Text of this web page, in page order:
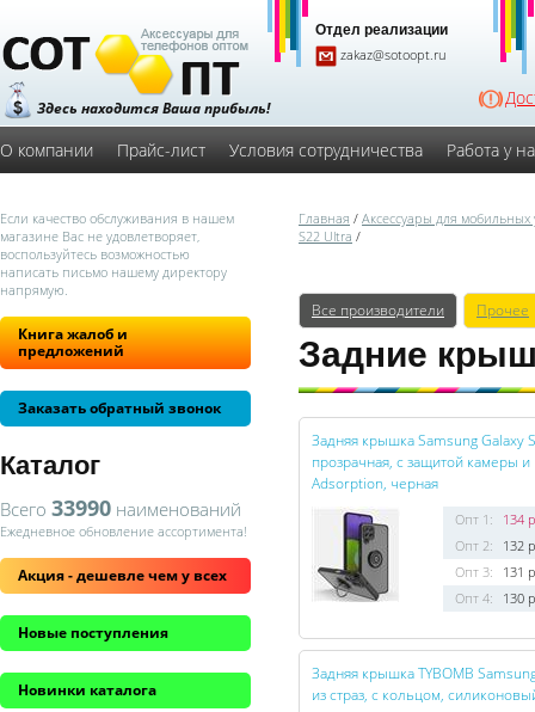
Здесь находится Ваша прибыль!
Отдел реализации
zakaz@sotoopt.ru
О компании Прайс-лист Условия сотрудничества Работа у
Если качество обслуживания в нашем
магазине Вас не удовлетворяет,
воспользуйтесь возможностью
написать письмо нашему директору
напрямую.
Книга жалоб и
предложений
Заказать обратный звонок
Каталог
Всего 33990 наименований
Ежедневное обновление ассортимента!
Акция - дешевле чем у всех
Новые поступления
Новинки каталога
Главная / Аксессуары для мобильных
S22 Ultra /
Все производители Прочее
Задние
Задняя крышка Samsung Galaxy
прозрачная, с защитой камеры
Adsorption, черная
Опт 1:
134
Опт 2:
132
Опт 3:
131
Опт 4:
130
Задняя крышка TYBOMB
из страз, с кольцом,